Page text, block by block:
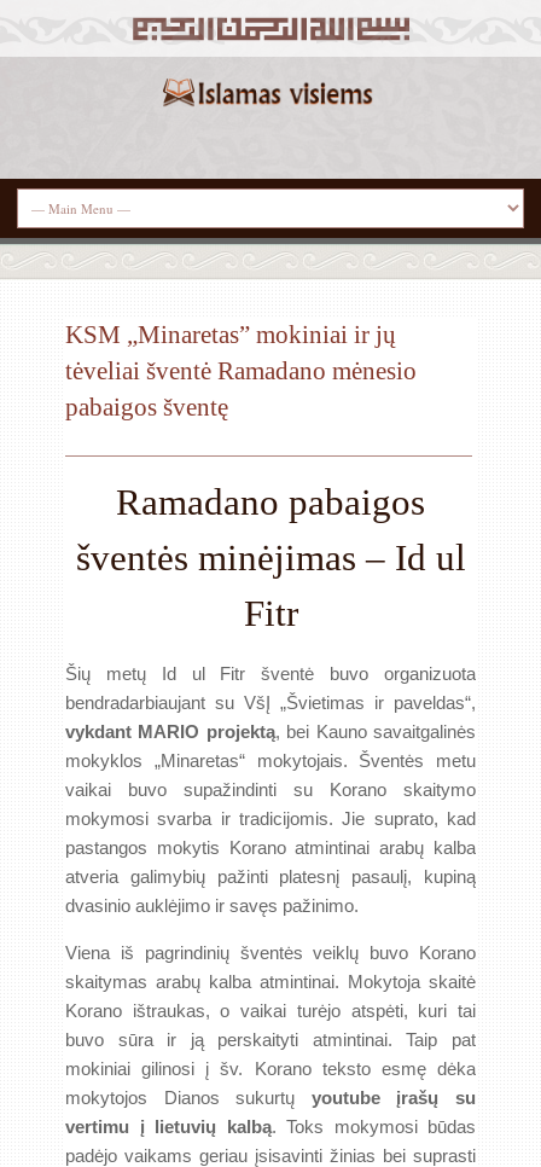
KSM „Minaretas” mokiniai ir jų
tėveliai šventė Ramadano mėnesio
pabaigos šventę
Ramadano pabaigos
šventės minėjimas – Id ul
Fitr
Šių metų Id ul Fitr šventė buvo organizuota
bendradarbiaujant su VšĮ „Švietimas ir paveldas“,
vykdant MARIO projektą, bei Kauno savaitgalinės
mokyklos „Minaretas“ mokytojais. Šventės metu
vaikai buvo supažindinti su Korano skaitymo
mokymosi svarba ir tradicijomis. Jie suprato, kad
pastangos mokytis Korano atmintinai arabų kalba
atveria galimybių pažinti platesnį pasaulį, kupiną
dvasinio auklėjimo ir savęs pažinimo.
Viena iš pagrindinių šventės veiklų buvo Korano
skaitymas arabų kalba atmintinai. Mokytoja skaitė
Korano ištraukas, o vaikai turėjo atspėti, kuri tai
buvo sūra ir ją perskaityti atmintinai. Taip pat
mokiniai gilinosi į šv. Korano teksto esmę dėka
mokytojos Dianos sukurtų youtube įrašų su
vertimu į lietuvių kalbą. Toks mokymosi būdas
padėjo vaikams geriau įsisavinti žinias bei suprasti